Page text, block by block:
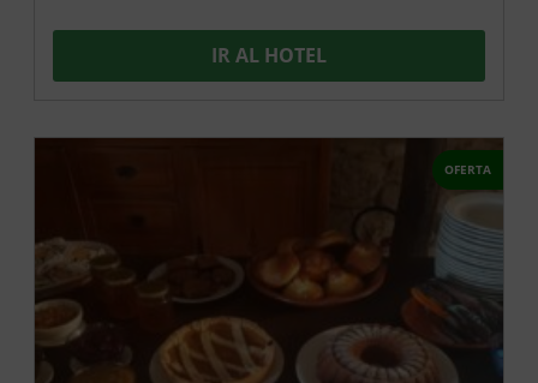
IR AL HOTEL
OFERTA